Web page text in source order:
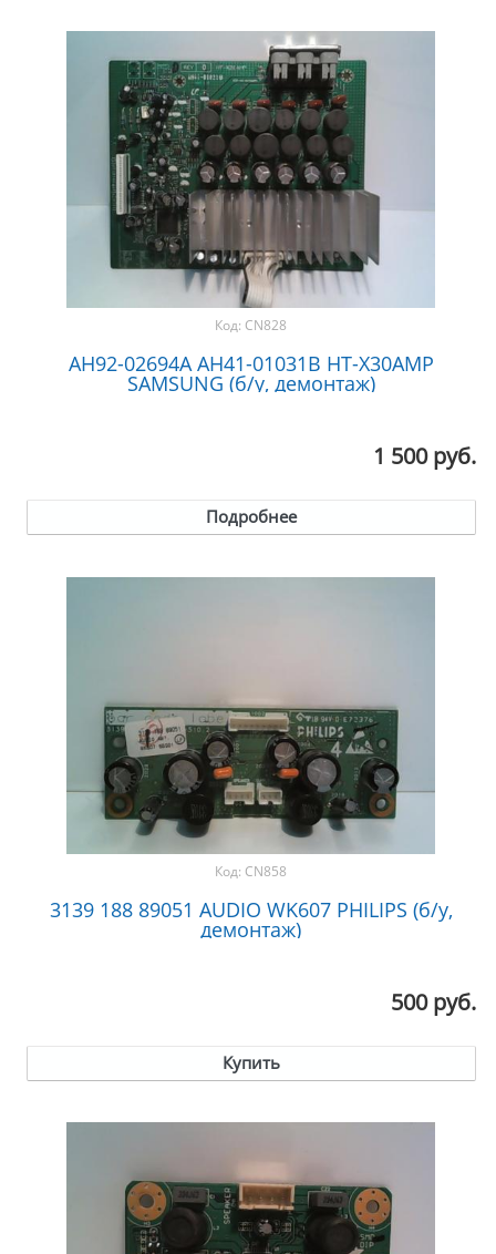
Код: CN828
AH92-02694A AH41-01031B HT-X30AMP
SAMSUNG (б/у, демонтаж)
1 500 руб.
Подробнее
Код: CN858
3139 188 89051 AUDIO WK607 PHILIPS (б/у,
демонтаж)
500 руб.
Купить